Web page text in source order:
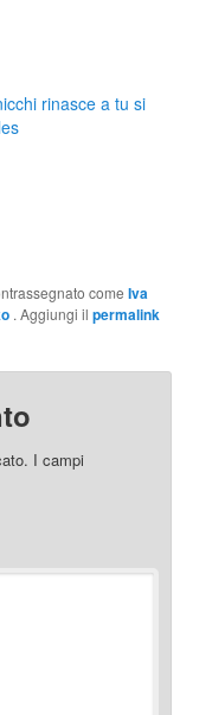
rinasce a tu si
comeIva
. Aggiungi ilpermalink
I campi